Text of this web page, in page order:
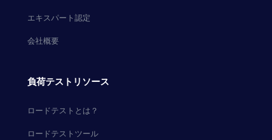
エキスパート認定
会社概要
負荷テストリソース
ロードテストとは？
ロードテストツール